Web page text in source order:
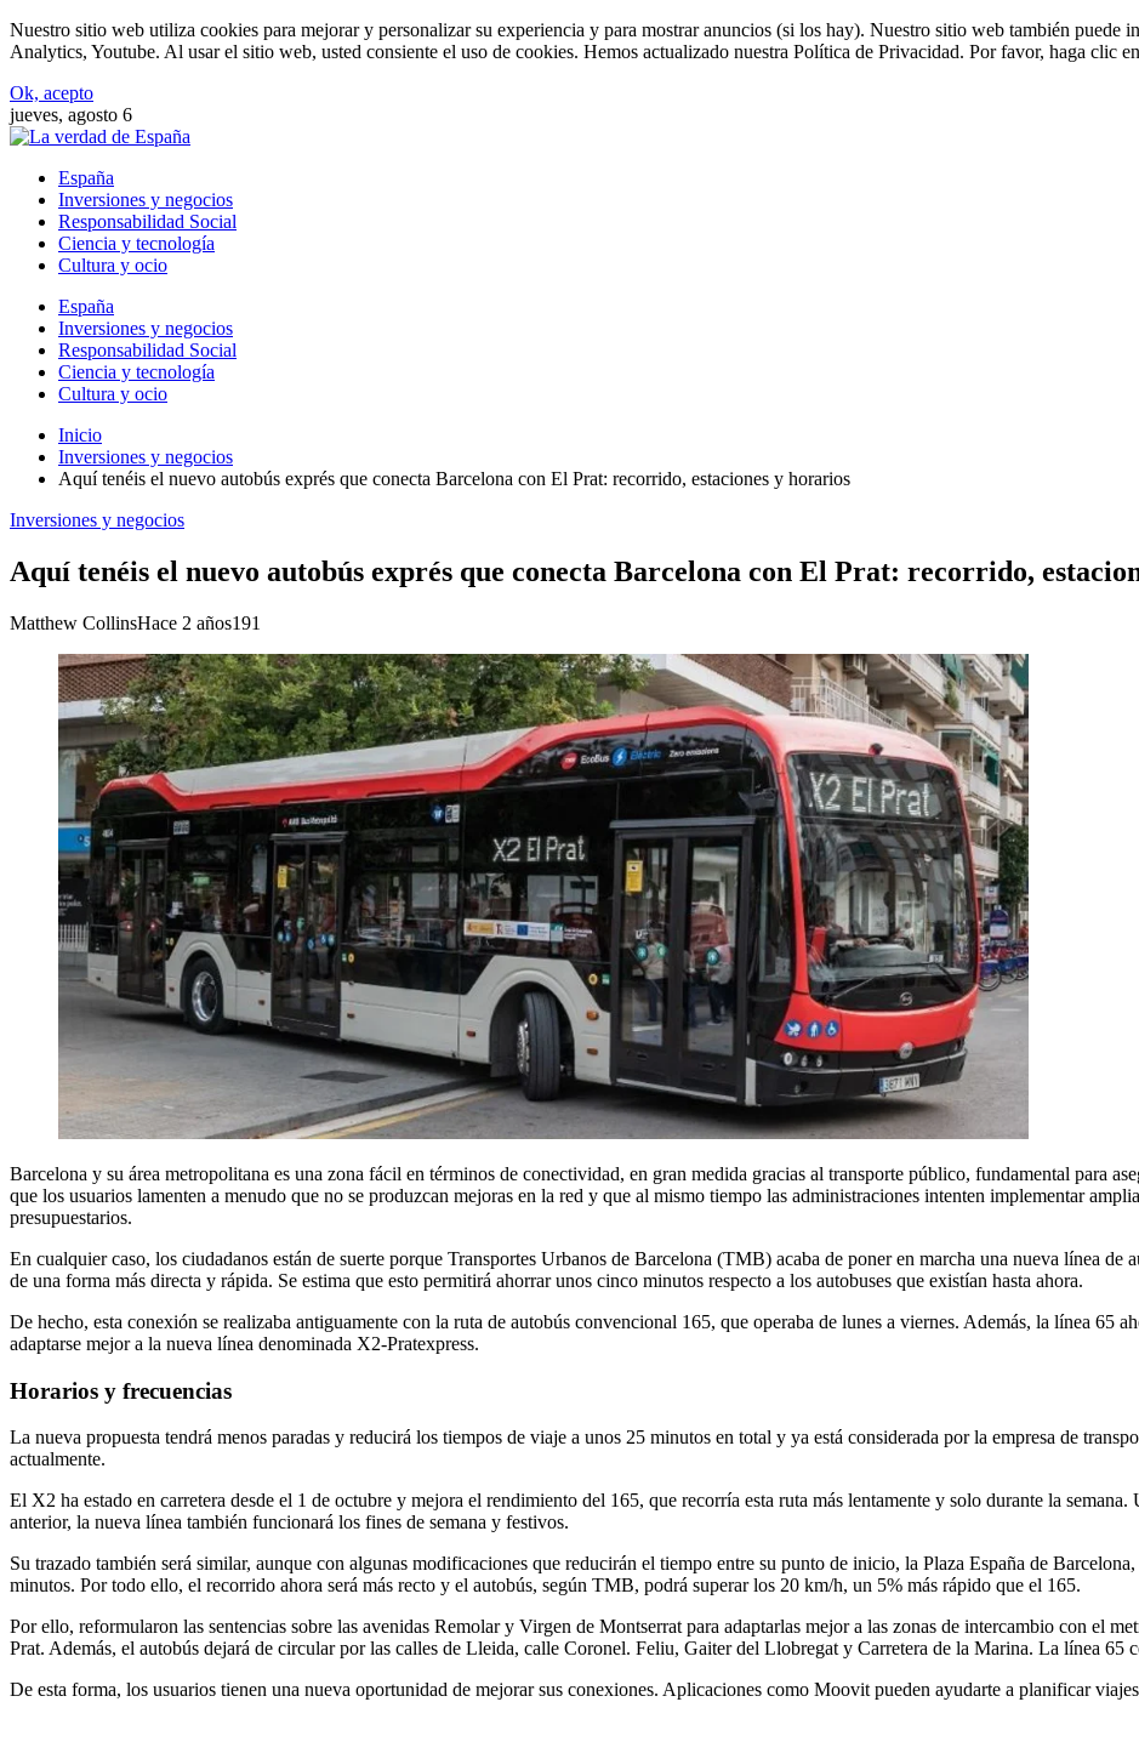
Nuestro sitio web utiliza cookies para mejorar y personalizar su experiencia y para mostrar anuncios (si los hay). Nuestro sitio web también puede
Analytics, Youtube. Al usar el sitio web, usted consiente el uso de cookies. Hemos actualizado nuestra Política de Privacidad. Por favor, haga clic
Ok, acepto
jueves, agosto 6
España
Inversiones y negocios
Responsabilidad Social
Ciencia y tecnología
Cultura y ocio
España
Inversiones y negocios
Responsabilidad Social
Ciencia y tecnología
Cultura y ocio
Inicio
Inversiones y negocios
Aquí tenéis el nuevo autobús exprés que conecta Barcelona con El Prat: recorrido, estaciones y horarios
Inversiones y negocios
Aquí tenéis el nuevo autobús exprés que conecta Barcelona con El Prat: recorrido,
Matthew CollinsHace 2 años191
Barcelona y su área metropolitana es una zona fácil en términos de conectividad, en gran medida gracias al transporte público, fundamental para
que los usuarios lamenten a menudo que no se produzcan mejoras en la red y que al mismo tiempo las administraciones intenten implementar
presupuestarios.
En cualquier caso, los ciudadanos están de suerte porque Transportes Urbanos de Barcelona (TMB) acaba de poner en marcha una nueva línea
de una forma más directa y rápida. Se estima que esto permitirá ahorrar unos cinco minutos respecto a los autobuses que existían hasta ahora.
De hecho, esta conexión se realizaba antiguamente con la ruta de autobús convencional 165, que operaba de lunes a viernes. Además, la línea 65
adaptarse mejor a la nueva línea denominada X2-Pratexpress.
Horarios y frecuencias
La nueva propuesta tendrá menos paradas y reducirá los tiempos de viaje a unos 25 minutos en total y ya está considerada por la empresa de
actualmente.
El X2 ha estado en carretera desde el 1 de octubre y mejora el rendimiento del 165, que recorría esta ruta más lentamente y solo durante la
anterior, la nueva línea también funcionará los fines de semana y festivos.
Su trazado también será similar, aunque con algunas modificaciones que reducirán el tiempo entre su punto de inicio, la Plaza España de
minutos. Por todo ello, el recorrido ahora será más recto y el autobús, según TMB, podrá superar los 20 km/h, un 5% más rápido que el 165.
Por ello, reformularon las sentencias sobre las avenidas Remolar y Virgen de Montserrat para adaptarlas mejor a las zonas de intercambio con el
Prat. Además, el autobús dejará de circular por las calles de Lleida, calle Coronel. Feliu, Gaiter del Llobregat y Carretera de la Marina. La línea 65
De esta forma, los usuarios tienen una nueva oportunidad de mejorar sus conexiones. Aplicaciones como Moovit pueden ayudarte a planificar